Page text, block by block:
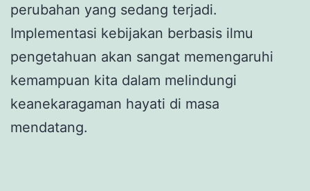
perubahan yang sedang terjadi.
Implementasi kebijakan berbasis ilmu
pengetahuan akan sangat memengaruhi
kemampuan kita dalam melindungi
keanekaragaman hayati di masa
mendatang.